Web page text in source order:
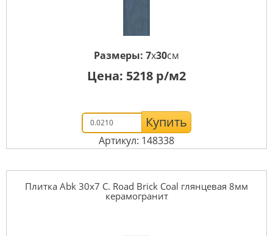
Размеры: 7x30см
Цена: 5218 р/м2
Купить
Артикул: 148338
Плитка Abk 30x7 C. Road Brick Coal глянцевая 8мм
керамогранит